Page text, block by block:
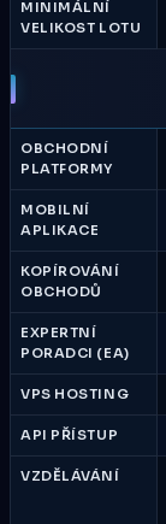
MINIMÁLNÍ
VELIKOST LOTU
OBCHODNÍ
PLATFORMY
MOBILNÍ
APLIKACE
KOPÍROVÁNÍ
OBCHODŮ
EXPERTNÍ
PORADCI (EA)
VPS HOSTING
API PŘÍSTUP
VZDĚLÁVÁNÍ